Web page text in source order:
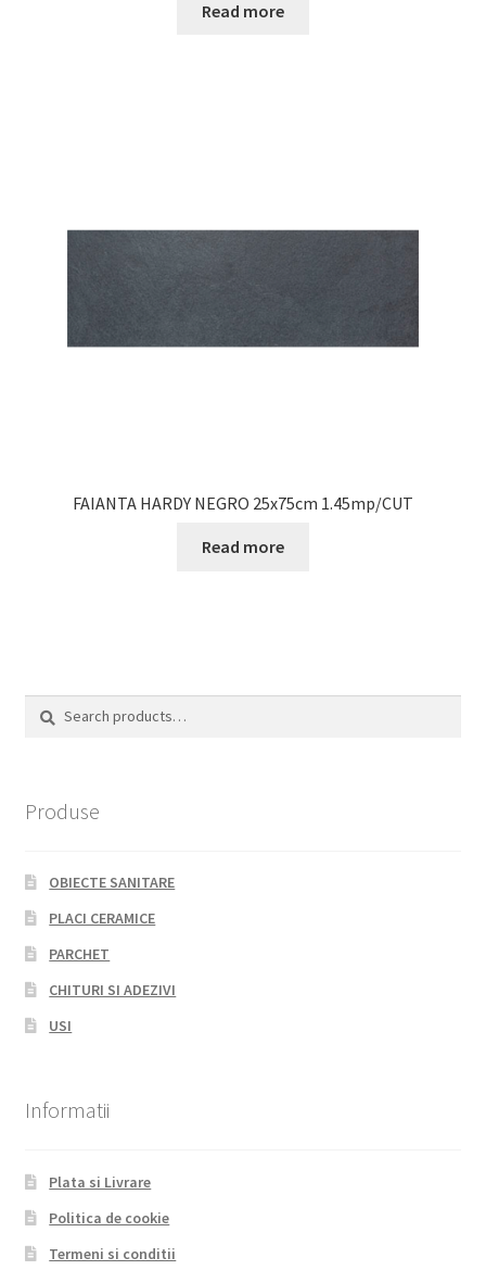
Read more
FAIANTA HARDY NEGRO 25x75cm 1.45mp/CUT
Read more
Produse
OBIECTE SANITARE
PLACI CERAMICE
PARCHET
CHITURI SI ADEZIVI
USI
Informatii
Plata si Livrare
Politica de cookie
Termeni si conditii